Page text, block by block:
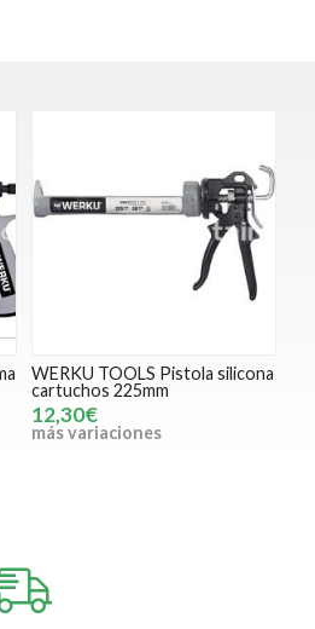
WERKU TOOLS Pistola silicona
cartuchos 225mm
12,30€
más variaciones